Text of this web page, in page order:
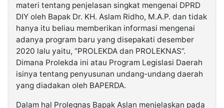
materi tentang penjelasan singkat mengenai DPRD
DIY oleh Bapak Dr. KH. Aslam Ridho, M.A.P. dan tidak
hanya itu beliau memberikan informasi mengenai
adanya program baru yang disepakati desember
2020 lalu yaitu, “PROLEKDA dan PROLEKNAS”.
Dimana Prolekda ini atau Program Legislasi Daerah
isinya tentang penyusunan undang-undang daerah
yang diadakan oleh BAPERDA.
Dalam hal Prolegnas Bapak Aslan menjelaskan pada